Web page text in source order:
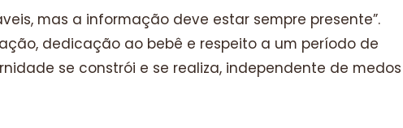
mas a informação deve estar sempre presente”.
dedicação ao bebê e respeito a um período de
se constrói e se realiza, independente de medos